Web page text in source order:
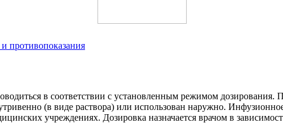
противопоказания
в соответствии с установленным режимом дозирования.
(в виде раствора) или использован наружно.
учреждениях. Дозировка назначается врачом в